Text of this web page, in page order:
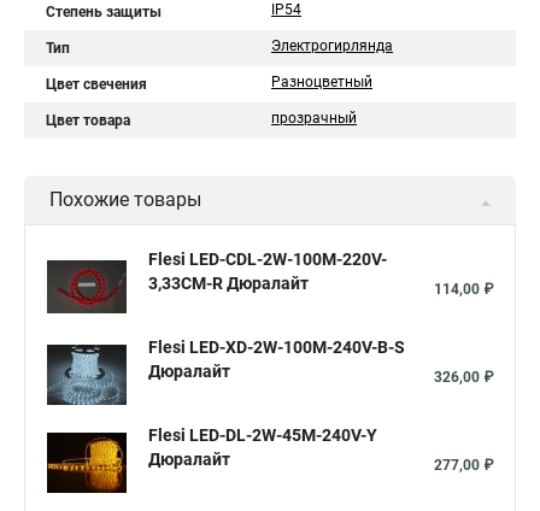
Степень защиты IP54
Тип Электрогирлянда
Цвет свечения Разноцветный
Цвет товара прозрачный
Похожие товары
Flesi LED-СDL-2W-100M-220V-
3,33СМ-R Дюралайт
114,00 ₽
Flesi LED-XD-2W-100M-240V-B-S
Дюралайт
326,00 ₽
Flesi LED-DL-2W-45M-240V-Y
Дюралайт
277,00 ₽